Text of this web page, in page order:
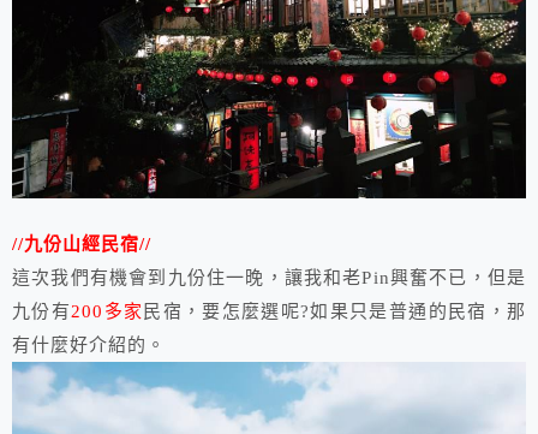
//九份山經民宿//
這次我們有機會到九份住一晚，讓我和老Pin興奮不已，但是
九份有200多家 民宿，要怎麼選呢?如果只是普通的民宿，那
有什麼好介紹的。